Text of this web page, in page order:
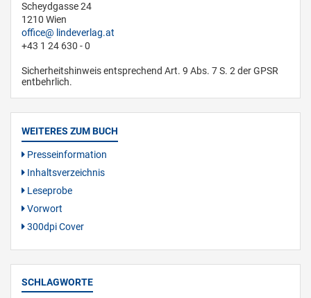
Scheydgasse 24
1210 Wien
office
lindeverlag.at
+43 1 24 630 - 0
Sicherheitshinweis entsprechend Art. 9 Abs. 7 S. 2 der GPSR
entbehrlich.
WEITERES ZUM BUCH
Presseinformation
Inhaltsverzeichnis
Leseprobe
Vorwort
300dpi Cover
SCHLAGWORTE